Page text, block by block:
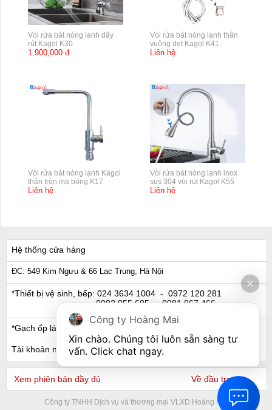
Vòi rửa bát nóng lạnh dây
rút Kagol K30
1,900,000 đ
Vòi rửa bát nóng lạnh thân
vuông dẹt Kagol K41
Liên hệ
Vòi rửa bát nóng lạnh Kagol
thân tròn mạ bóng K17
Liên hệ
Vòi rửa bát nóng lạnh inox
sus 304 vòi rút Kagol K55
Liên hệ
Hệ thống cửa hàng
ĐC: 549 Kim Ngưu & 66 Lạc Trung, Hà Nội
*Thiết bị vệ sinh, bếp: 024 3634 1004 - 0972 120 281
0983 055 605- 0981 067 466
*Gạch ốp lát, Ngói: 024 3632 0280 - 0911 441 066
Tài khoản ngân hàng
Xem phiên bản đầy đủ Về đầu trang
Công ty TNHH Dịch vụ và thương mại VLXD Hoàng Mai
Công ty Hoàng Mai
Xin chào. Chúng tôi luôn sẵn sàng tư
vấn. Click chat ngay.